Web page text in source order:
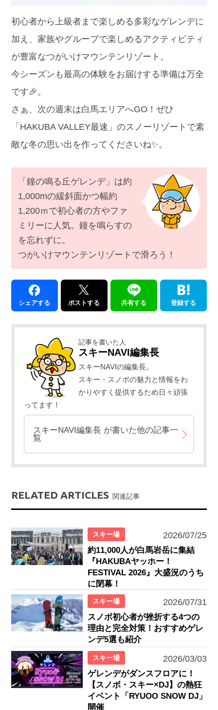
初心者から上級者まで楽しめる多彩なゲレンデに
加え、家族やグループで楽しめるアクティビティ
が豊富なつがいけマウンテンリゾート。
今シーズンも最高の体験をお届けする準備は万全
です🎉。
さぁ、次の週末は白馬エリアへGO！ぜひ
「HAKUBA VALLEY最速」のスノーリゾートで素
敵な冬の思い出を作ってくださいね✨。
「鐘の鳴る丘ゲレンデ」は約
1,000mの緩斜面かつ幅約
1,200ｍで初心者の方やファ
ミリーに人気。鐘を鳴らすの
を忘れずに。
つがいけマウンテンリゾートで滑ろう！
シェアする ポストする 共有する 登録する
記事を書いた人
スキーNAVI編集長
スキーNAVIの編集長。
スキー・スノボの魅力と情報をわ
かりやすく提供するため日々頑張
ってます！
スキーNAVI編集長 が書いた他の記事一
覧
RELATED ARTICLES 関連記事
スキー場 2026/07/25
約11,000人が白馬岩岳に集結
『HAKUBAヤッホー！
FESTIVAL 2026』大盛況のうち
に閉幕！
スキー場 2026/07/31
スノボ初心者が挫折する4つの
理由と完全対策！おすすめゲレ
ンデ5選も紹介
スキー場 2026/03/03
ゲレンデがダンスフロアに！
【スノボ・スキー×DJ】の熱狂
イベント「RYUOO SNOW DJ」
開催